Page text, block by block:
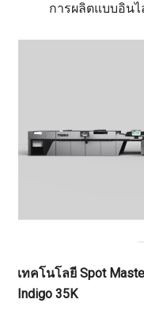
การผลิตแบบอินไ
เทคโนโลยี Spot
Indigo 35K